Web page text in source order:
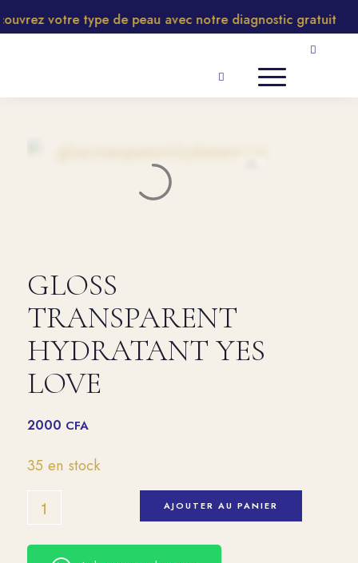
votre type de peau avec notre diagnostic gratuit
GLOSS
TRANSPARENT
HYDRATANT YES
LOVE
2000 CFA
35 en stock
AJOUTER AU PANIER